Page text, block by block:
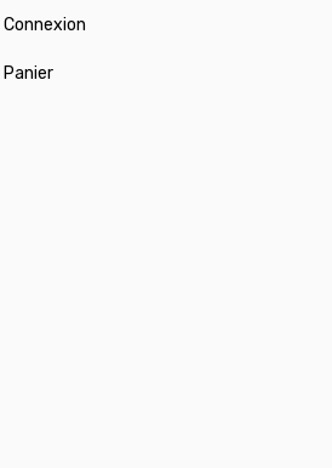
Connexion
Panier